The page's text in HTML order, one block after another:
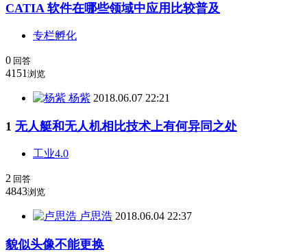
CATIA 软件在哪些领域中应用比较普及
专栏孵化
0 回答
4151 浏览
杨紫 2018.06.07 22:21
1 无人艇和无人机相比技术上有何异同之处
工业4.0
2 回答
4843浏览
卢思浩 2018.06.04 22:37
貌似头像不能更换